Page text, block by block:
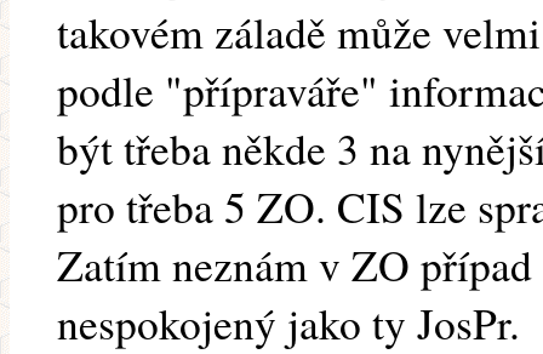
takovém záladě může
podle "přípraváře"
být třeba někde 3 na
pro třeba 5 ZO. CIS lze
Zatím neznám v ZO
nespokojený jako ty JosPr.